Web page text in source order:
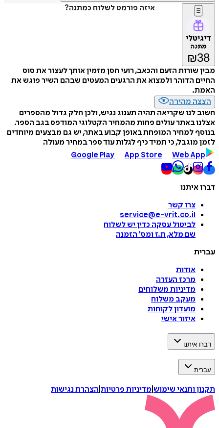
איזה פורמט לשלוח כמתנה?
דיגיטלי
מתנה
₪38
מבין שורות הזעם והכאב, רועי חסן מזמין אותך לעצור את סוס
החיים הדוהר ולמצוא את הרגעים המעטים שבהם השיר פוגש את
האמת.
הצצה מהירה
חשוב לנו שקריאה תהיה תענוג נגיש, ולכן חלק גדול מהספרים
אצלנו באתר עולים פחות מהמחיר הקטלוגי המודפס בגב הספר.
בנוסף למחיר המופחת באופן קבוע באתר, יש גם מבצעים מיוחדים
לזמן מוגבל, כי תמיד כיף לגלות עוד ספר במחיר מעולה
Google Play
App Store Web App
דברו איתנו
צרו קשר
service@e-vrit.co.il
לביטול עסקה כדין יש לשלוח
שם מלא, ת.ז ומס' הזמנה
עברית
אודות
מרכז העזרה
מדיניות משלוחים
מעקב משלוח
מועדון לקוחות
איזור אישי
דברו איתנו
עברית
תקנון ותנאי שימוש מדיניות פרטיות הצהרת נגישות